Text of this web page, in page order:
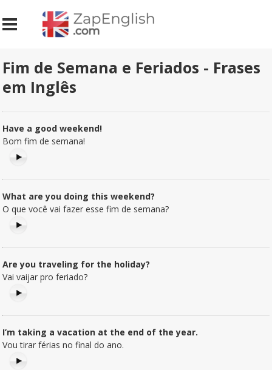
Fim de Semana e Feriados - Frases
em Inglês
Have a good weekend!
Bom fim de semana!
What are you doing this weekend?
O que você vai fazer esse fim de semana?
Are you traveling for the holiday?
Vai vaijar pro feriado?
I’m taking a vacation at the end of the year.
Vou tirar férias no final do ano.